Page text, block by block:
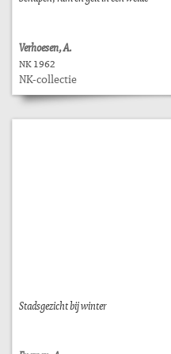
Verhoesen, A.
NK 1962
NK-collectie
Stadsgezicht bij winter